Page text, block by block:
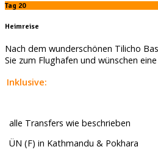
Tag 20
Heimreise
Nach dem wunderschönen Tilicho
Sie zum Flughafen und wünschen
Inklusive:
alle Transfers wie beschrieben
ÜN (F) in Kathmandu & Pokhara